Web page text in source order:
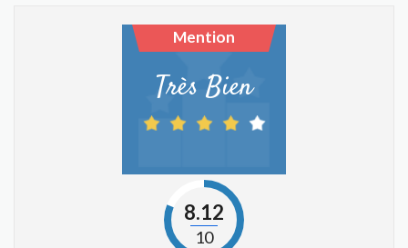
Mention
Très Bien
8.12
10